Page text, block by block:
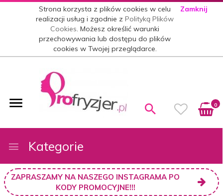
Strona korzysta z plików cookies w celu
realizacji usług i zgodnie zPolityką Plików
Cookies. Możesz określić warunki
przechowywania lub dostępu do plików
cookies w Twojej przeglądarce.
Zamknij
0
Kategorie
ZAPRASZAMY NA NASZEGO INSTAGRAMA PO
KODY PROMOCYJNE!!!